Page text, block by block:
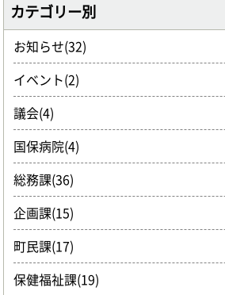
カテゴリー別
お知らせ(32)
イベント(2)
議会(4)
国保病院(4)
総務課(36)
企画課(15)
町民課(17)
保健福祉課(19)